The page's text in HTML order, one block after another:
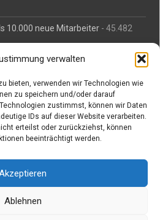
verwalten
bieten, verwenden wir Technologien wie
zu speichern und/oder darauf
zustimmst, können wir Daten
IDs auf dieser Website verarbeiten.
erteilst oder zurückziehst, können
beeinträchtigt werden.
Ablehnen
10.000 neue Mitarbeiter - 45.482
MBtech- 44.713 views
für abgedriftete Silvesterraketen
Grillen- 42.060 views